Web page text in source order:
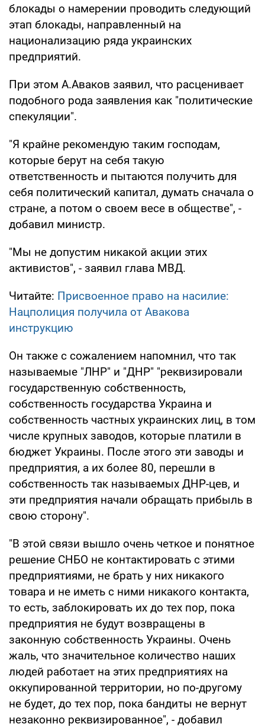
блокады о намерении проводить следующий
этап блокады, направленный на
национализацию ряда украинских
предприятий.
При этом А.Аваков заявил, что расценивает
подобного рода заявления как "политические
спекуляции".
"Я крайне рекомендую таким господам,
которые берут на себя такую
ответственность и пытаются получить для
себя политический капитал, думать сначала о
стране, а потом о своем весе в обществе", -
добавил министр.
"Мы не допустим никакой акции этих
активистов", - заявил глава МВД.
Читайте: Присвоенное право на насилие:
Нацполиция получила от Авакова
инструкцию
Он также с сожалением напомнил, что так
называемые "ЛНР" и "ДНР" "реквизировали
государственную собственность,
собственность государства Украина и
собственность частных украинских лиц, в том
числе крупных заводов, которые платили в
бюджет Украины. После этого эти заводы и
предприятия, а их более 80, перешли в
собственность так называемых ДНР-цев, и
эти предприятия начали обращать прибыль в
свою сторону".
"В этой связи вышло очень четкое и понятное
решение СНБО не контактировать с этими
предприятиями, не брать у них никакого
товара и не иметь с ними никакого контакта,
то есть, заблокировать их до тех пор, пока
предприятия не будут возвращены в
законную собственность Украины. Очень
жаль, что значительное количество наших
людей работает на этих предприятиях на
оккупированной территории, но по-другому
не будет, до тех пор, пока бандиты не вернут
незаконно реквизированное", - добавил